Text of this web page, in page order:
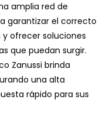
amplia red de
garantizar el correcto
ofrecer soluciones
que puedan surgir.
Zanussi brinda
una alta
rápido para sus